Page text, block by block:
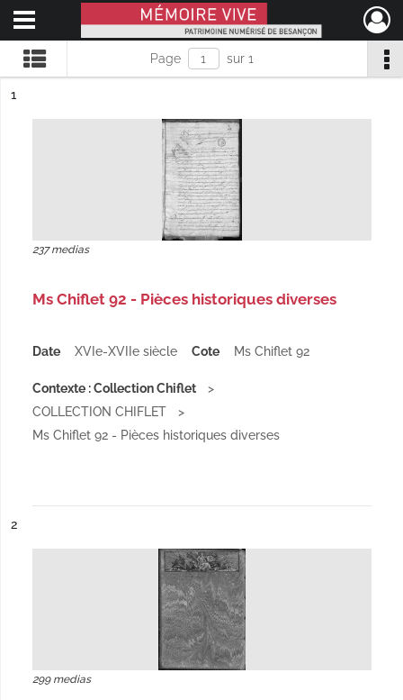
Mémoire Vive patrimoine numérisé de Besançon
Ouvrir le menu déroulant
Page sur 1
n°
1
237 medias
Ms Chiflet 92 - Pièces historiques diverses
Date XVIe-XVIIe siècle Cote Ms Chiflet 92
Contexte : Collection Chiflet
COLLECTION CHIFLET
Ms Chiflet 92 - Pièces historiques diverses
n°
2
299 medias